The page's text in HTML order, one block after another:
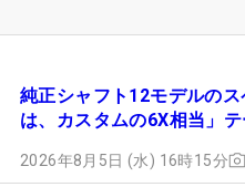
純正シャフト12モデルの
は、カスタムの6X相当」
2026年8月5日 (水) 16時15分